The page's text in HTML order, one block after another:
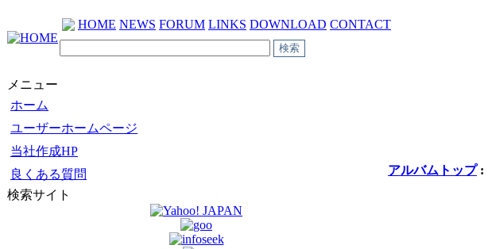
HOME NEWS FORUM LINKS DOWNLOAD CONTACT
メニュー
ホーム
ユーザーホームページ
当社作成HP
良くある質問
検索サイト
アルバムトップ: